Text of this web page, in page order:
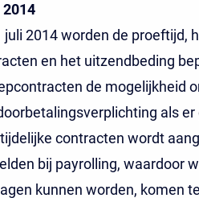
juli 2014 worden de proeftijd,
en het uitzendbeding
de mogelijkheid
als
contracten wordt
bij payrolling, waardoor
kunnen worden, komen